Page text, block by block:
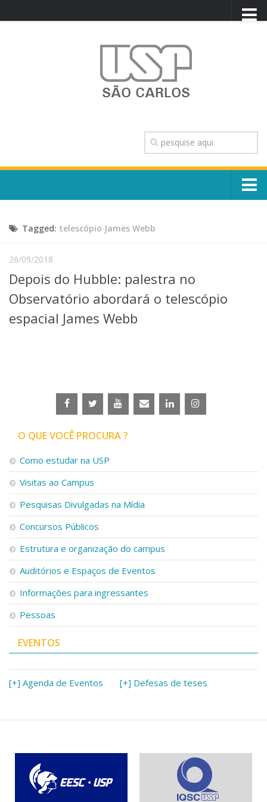
TRANSPARÊNCIA
OUVIDORIA
CONTATO
Escola, Institutos e Órgãos
Núcleos e Comissões
Telefones e Mapas
Graduação
Linhas de Pesquisa
Centros, Núcleos e Projetos em Rede
Iniciação Científica
Empresas Juniores
Extensão à Comunidade
Projetos, Programas e Cursos
Artes, Cultura e Esportes
Museus e Espaços Interativos
Serviços
Bibliotecas
Apoio ao Estudante
Segurança, Trânsito e Prevenção
RH, Administrativo e Financeiro
Outros serviços
Comunicação
Assessorias e Mídias
Aplicativos e Sites
Jornal da USP
Agenda de Eventos
Tagged: telescópio James Webb
26/09/2018
Depois do Hubble: palestra no
Observatório abordará o telescópio
espacial James Webb
O QUE VOCÊ PROCURA ?
Como estudar na USP
Visitas ao Campus
Pesquisas Divulgadas na Mídia
Concursos Públicos
Estrutura e organização do campus
Auditórios e Espaços de Eventos
Informações para ingressantes
Pessoas
EVENTOS
[+] Agenda de Eventos [+] Defesas de teses